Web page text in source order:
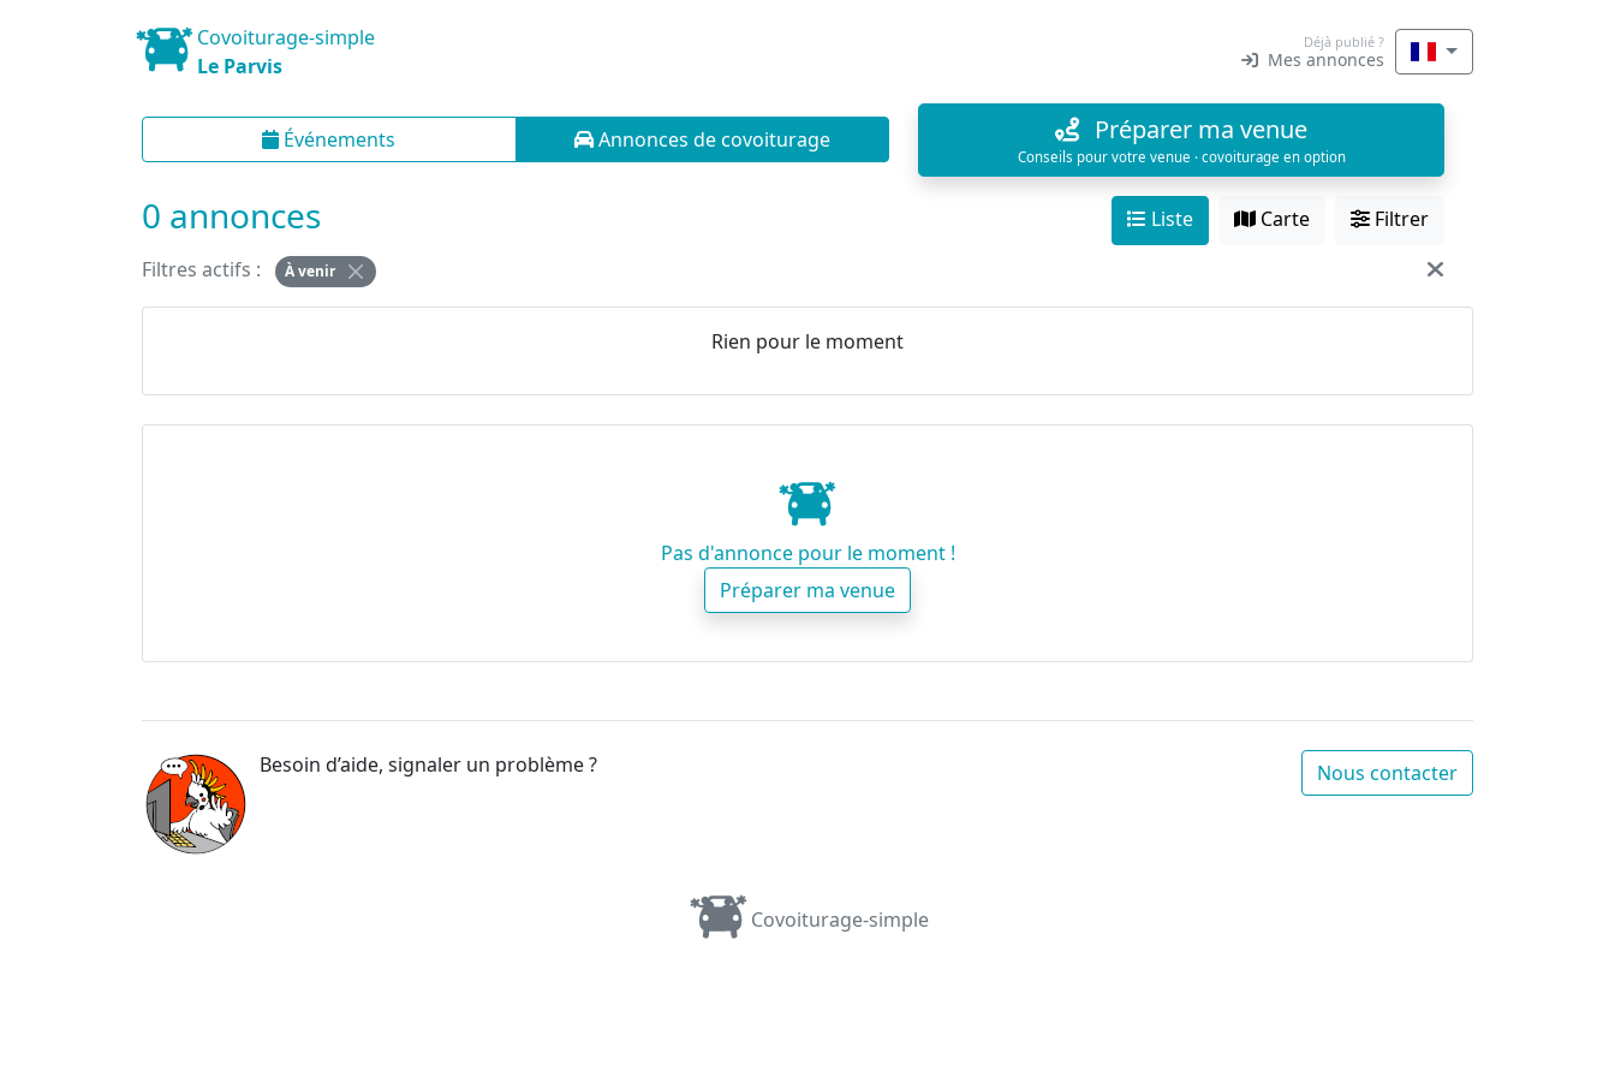
Covoiturage-simple
Le Parvis
Déjà publié ?
Mes annonces
Événements Annonces de covoiturage Préparer ma venue
Conseils pour votre venue · covoiturage en option
0 annonces Liste Carte
Filtrer
Filtres actifs :
À venir
Rien pour le moment
Pas d'annonce pour le moment !
Préparer ma venue
Besoin d’aide, signaler un problème ? Nous contacter
Covoiturage-simple